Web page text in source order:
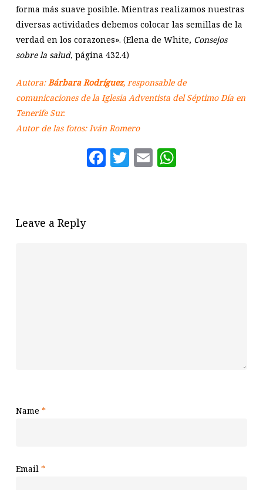
forma más suave posible. Mientras realizamos nuestras
diversas actividades debemos colocar las semillas de la
verdad en los corazones». (Elena de White, Consejos
sobre la salud, página 432.4)
Autora: Bárbara Rodríguez, responsable de
comunicaciones de la Iglesia Adventista del Séptimo Día en
Tenerife Sur.
Autor de las fotos: Iván Romero
Facebook
Twitter
Email
Leave a Reply
Name *
Email *